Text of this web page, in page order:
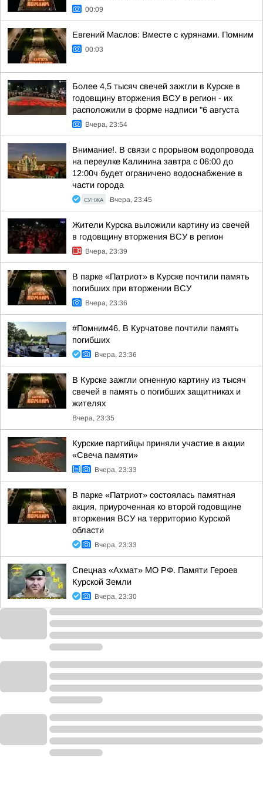
00:09
Евгений Маслов: Вместе с курянами. Помним
00:03
Более 4,5 тысяч свечей зажгли в Курске в
годовщину вторжения ВСУ в регион - их
расположили в форме надписи "6 августа
Вчера, 23:54
Внимание!. В связи с прорывом водопровода
на переулке Калинина завтра с 06:00 до
12:00ч будет ограничено водоснабжение в
части города
СУНЖА Вчера, 23:45
Жители Курска выложили картину из свечей
в годовщину вторжения ВСУ в регион
Вчера, 23:39
В парке «Патриот» в Курске почтили память
погибших при вторжении ВСУ
Вчера, 23:36
#Помним46. В Курчатове почтили память
погибших
Вчера, 23:36
В Курске зажгли огненную картину из тысяч
свечей в память о погибших защитниках и
жителях
Вчера, 23:35
Курские партийцы приняли участие в акции
«Свеча памяти»
Вчера, 23:33
В парке «Патриот» состоялась памятная
акция, приуроченная ко второй годовщине
вторжения ВСУ на территорию Курской
области
Вчера, 23:33
Спецназ «Ахмат» МО РФ. Памяти Героев
Курской Земли
Вчера, 23:30